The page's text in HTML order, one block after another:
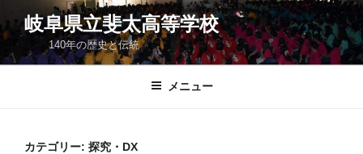
ン
ン
岐阜県立斐太高等学校
140年の歴史と伝統
メニュー
カテゴリー: 探究・DX